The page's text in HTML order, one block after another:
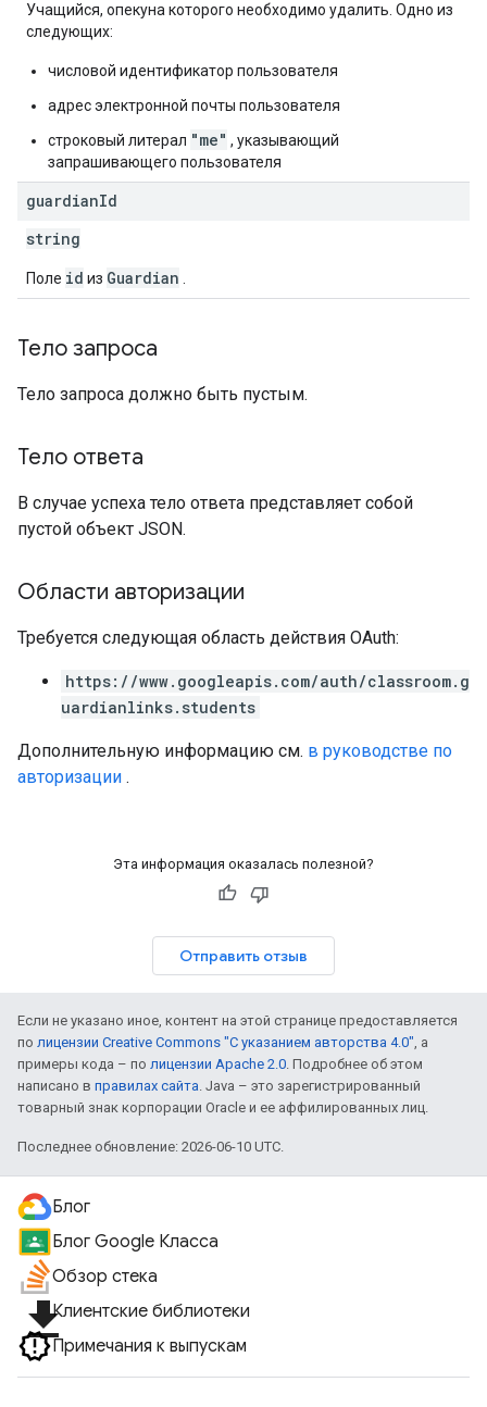
Учащийся, опекуна которого необходимо удалить. Одно из
следующих:
числовой идентификатор пользователя
адрес электронной почты пользователя
строковый литерал "me" , указывающий
запрашивающего пользователя
guardianId
string
Поле id из Guardian
Тело запроса
Тело запроса должно быть пустым.
Тело ответа
В случае успеха тело ответа представляет собой
пустой объект JSON.
Области авторизации
Требуется следующая область действия OAuth:
https://www.googleapis.com/auth/classroom.g
uardianlinks.students
Дополнительную информацию см. в руководстве по
авторизации .
Эта информация оказалась полезной?
Отправить отзыв
Если не указано иное, контент на этой странице предоставляется
по лицензии Creative Commons "С указанием авторства 4.0", а
примеры кода – по лицензии Apache 2.0. Подробнее об этом
написано в правилах сайта. Java – это зарегистрированный
товарный знак корпорации Oracle и ее аффилированных лиц.
Последнее обновление: 2026-06-10 UTC.
Блог
Блог Google Класса
Обзор стека
file_downloadКлиентские библиотеки
Примечания к выпускам